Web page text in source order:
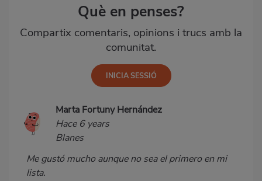
Què en penses?
Compartix comentaris, opinions i trucs amb la
comunitat.
Marta Fortuny Hernández
Hace 6 years
Blanes
Me gustó mucho aunque no sea el primero en mi
lista.